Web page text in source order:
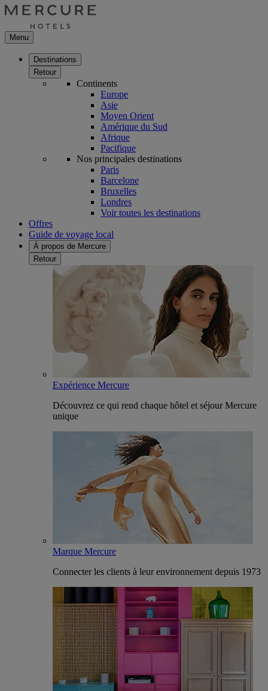
Menu
Destinations
Retour
Continents
Europe
Asie
Moyen Orient
Amérique du Sud
Afrique
Pacifique
Nos principales destinations
Paris
Barcelone
Bruxelles
Londres
Voir toutes les destinations
Offres
Guide de voyage local
À propos de Mercure
Retour
Expérience Mercure
Découvrez ce qui rend chaque hôtel et séjour Mercure
unique
Marque Mercure
Connecter les clients à leur environnement depuis 1973